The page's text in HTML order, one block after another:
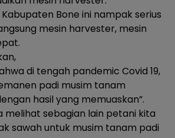
Kabupaten Bone ini nampak serius
mesin harvester, mesin
di tengah pandemic Covid 19,
padi musim tanam
hasil yang memuaskan”.
melihat sebagian lain petani kita
sawah untuk musim tanam padi